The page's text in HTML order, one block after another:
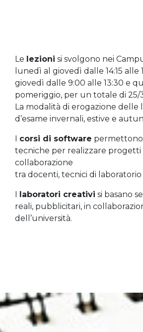
Le lezioni si svolgono nei
lunedì al giovedì dalle 14:15
giovedì dalle 9:00 alle 13:30 e
pomeriggio, per un totale di
La modalità di erogazione delle
d’esame invernali, estive e
I corsi di software
tecniche per realizzare
collaborazione
tra docenti, tecnici di laboratorio
I laboratori creativi si basano
reali, pubblicitari, in
dell’università.